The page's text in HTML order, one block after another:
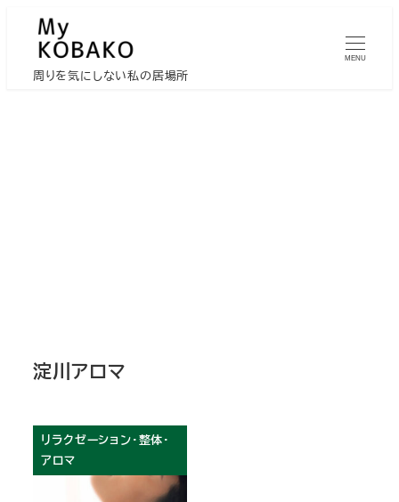
周りを気にしない私の居場所
MENU
淀川アロマ
リラクゼーション・整体・
アロマ